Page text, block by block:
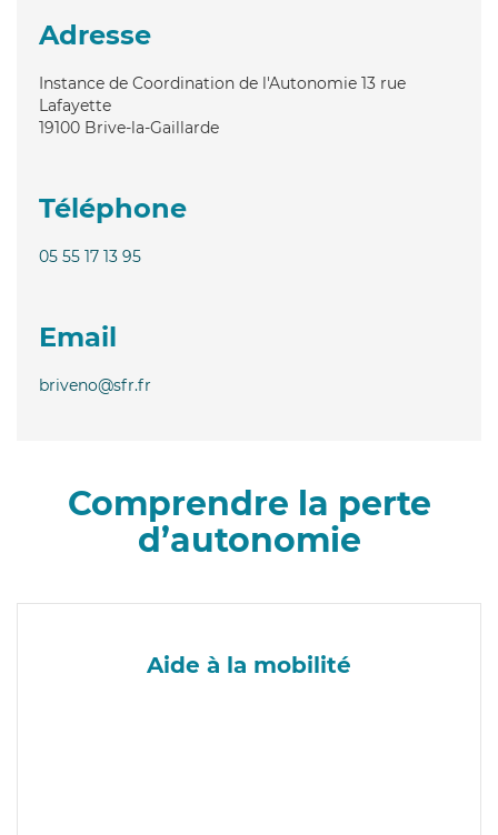
Adresse
Instance de Coordination de l'Autonomie 13 rue
Lafayette
19100 Brive-la-Gaillarde
Téléphone
05 55 17 13 95
Email
briveno@sfr.fr
Comprendre la perte
d’autonomie
Aide à la mobilité